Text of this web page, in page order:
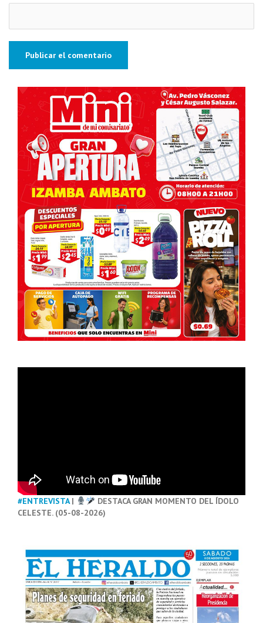
#ENTREVISTA|
DESTACA GRAN MOMENTO DEL ÍDOLO
CELESTE. (05-08-2026)